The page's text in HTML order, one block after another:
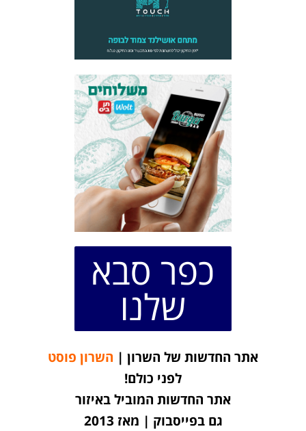
כפר סבא
שלנו
אתר החדשות של השרון | השרון פוסט
לפני כולם!
אתר החדשות המוביל באיזור
גם בפייסבוק | מאז 2013